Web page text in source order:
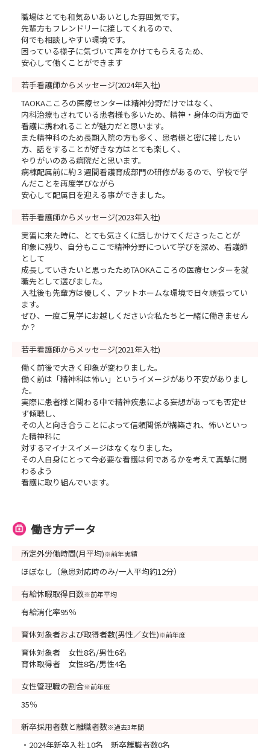
職場はとても和気あいあいとした雰囲気です。
先輩方もフレンドリーに接してくれるので、
何でも相談しやすい環境です。
困っている様子に気づいて声をかけてもらえるため、
安心して働くことができます
若手看護師からメッセージ(2024年入社)
TAOKAこころの医療センターは精神分野だけではなく、
内科治療もされている患者様も多いため、精神・身体の両方面で
看護に携われることが魅力だと思います。
また精神科のため長期入院の方も多く、患者様と密に接したい
方、話をすることが好きな方はとても楽しく、
やりがいのある病院だと思います。
病棟配属前に約３週間看護育成部門の研修があるので、学校で学
んだことを再度学びながら
安心して配属日を迎える事ができました。
若手看護師からメッセージ(2023年入社)
実習に来た時に、とても気さくに話しかけてくださったことが
印象に残り、自分もここで精神分野について学びを深め、看護師
として
成長していきたいと思ったためTAOKAこころの医療センターを就
職先として選びました。
入社後も先輩方は優しく、アットホームな環境で日々頑張ってい
ます。
ぜひ、一度ご見学にお越しください☆私たちと一緒に働きません
か？
若手看護師からメッセージ(2021年入社)
働く前後で大きく印象が変わりました。
働く前は「精神科は怖い」というイメージがあり不安がありまし
た。
実際に患者様と関わる中で精神疾患による妄想があっても否定せ
ず傾聴し、
その人と向き合うことによって信頼関係が構築され、怖いといっ
た精神科に
対するマイナスイメージはなくなりました。
その人自身にとって今必要な看護は何であるかを考えて真摯に関
わるよう
看護に取り組んでいます。
働き方データ
所定外労働時間(月平均)※前年実績
ほぼなし（急患対応時のみ/一人平均約12分）
有給休暇取得日数※前年平均
有給消化率95％
育休対象者および取得者数(男性／女性)※前年度
育休対象者 女性8名/男性6名
育休取得者 女性8名/男性4名
女性管理職の割合※前年度
35％
新卒採用者数と離職者数※過去3年間
・2024年新卒入社 10名 新卒離職者数0名